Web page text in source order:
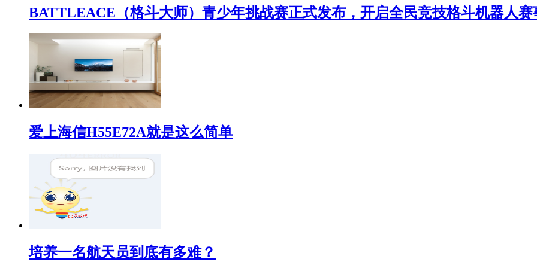
BATTLEACE（格斗大师）青少年挑战赛正式发布，开启全民竞技格斗机器人赛
爱上海信H55E72A就是这么简单
培养一名航天员到底有多难？